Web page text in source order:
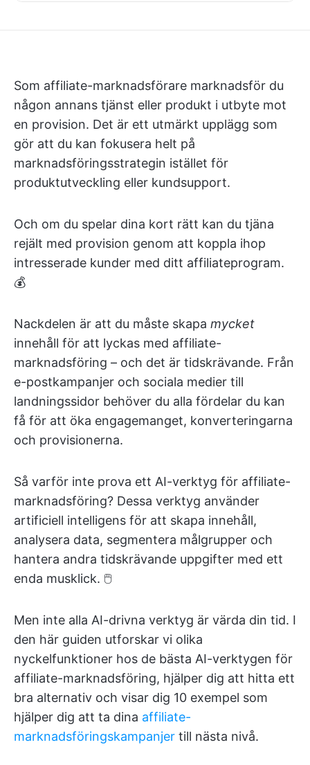
Som affiliate-marknadsförare marknadsför du
någon annans tjänst eller produkt i utbyte mot
en provision. Det är ett utmärkt upplägg som
gör att du kan fokusera helt på
marknadsföringsstrategin istället för
produktutveckling eller kundsupport.
Och om du spelar dina kort rätt kan du tjäna
rejält med provision genom att koppla ihop
intresserade kunder med ditt affiliateprogram.
💰
Nackdelen är att du måste skapa mycket
innehåll för att lyckas med affiliate-
marknadsföring – och det är tidskrävande. Från
e-postkampanjer och sociala medier till
landningssidor behöver du alla fördelar du kan
få för att öka engagemanget, konverteringarna
och provisionerna.
Så varför inte prova ett AI-verktyg för affiliate-
marknadsföring? Dessa verktyg använder
artificiell intelligens för att skapa innehåll,
analysera data, segmentera målgrupper och
hantera andra tidskrävande uppgifter med ett
enda musklick. 🖱️
Men inte alla AI-drivna verktyg är värda din tid. I
den här guiden utforskar vi olika
nyckelfunktioner hos de bästa AI-verktygen för
affiliate-marknadsföring, hjälper dig att hitta ett
bra alternativ och visar dig 10 exempel som
hjälper dig att ta dina affiliate-
marknadsföringskampanjer till nästa nivå.